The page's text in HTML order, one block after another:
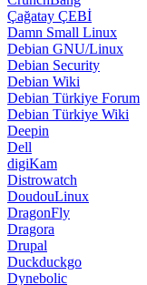
Çağatay ÇEBİ
Damn Small Linux
Debian GNU/Linux
Debian Security
Debian Wiki
Debian Türkiye Forum
Debian Türkiye Wiki
Deepin
Dell
digiKam
Distrowatch
DoudouLinux
DragonFly
Dragora
Drupal
Duckduckgo
Dynebolic